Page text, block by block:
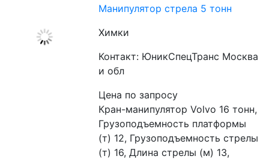
Манипулятор стрела 5 тонн
Химки
Контакт: ЮникСпецТранс Москва
и обл
Цена по запросу
Кран-манипулятор Volvo 16 тонн,
Грузоподъемность платформы
(т) 12, Грузоподъемность стрелы
(т) 16, Длина стрелы (м) 13,